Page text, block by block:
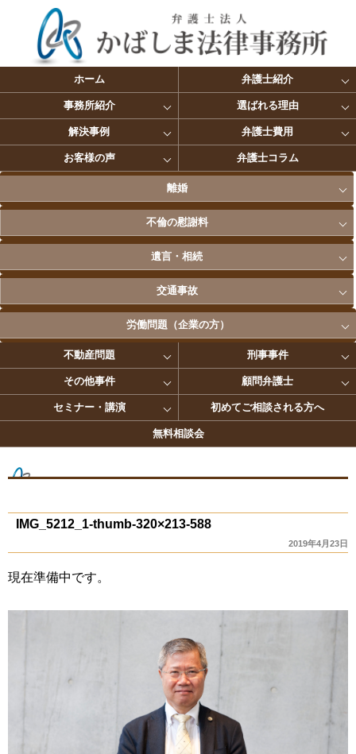
ホーム 弁護士紹介
事務所紹介 選ばれる理由
解決事例 弁護士費用
お客様の声 弁護士コラム
離婚
不倫の慰謝料
遺言・相続
交通事故
労働問題（企業の方）
不動産問題 刑事事件
その他事件 顧問弁護士
セミナー・講演 初めてご相談される方へ
無料相談会
IMG_5212_1-thumb-320×213-588
2019年4月23日
現在準備中です。